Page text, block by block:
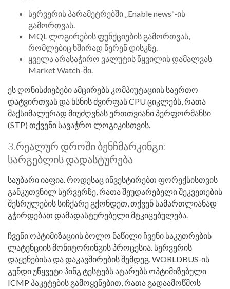
სერვერის პარამეტრებში „Enable news“-ის
გამორთვას.
MQL ლოგირების ფუნქციების გამორთვას,
რომლებიც ხშირად წერენ დისკზე.
ყველა არასაჭირო ვალუტის წყვილის დამალვას
Market Watch-ში.
ეს ღონისძიებები ამცირებს კომპიუტაციის საერთო
დატვირთვას და ხსნის ძვირფას CPU ციკლებს, რათა
მაქსიმალურად მიუძღვნას ერთთვიანი პერფორმანსი
(STP) თქვენი სავაჭრო ლოგიკისთვის.
3.რეალურ დროში ბენჩმარკინგი:
სარგებლის დადასტურება
საუბარი იაფია. როდესაც ინვესტირებთ ფორექსისთვის
განკუთვნილ სერვერზე, რათა შეუდარებელი შეკვეთების
შესრულების სიჩქარე გქონდეთ, თქვენ სამართლიანად
გჭირდებათ დამადასტურებელი მტკიცებულება.
ჩვენი ოპტიმიზაციის ბოლო ნაწილი ჩვენი საკუთრების
ლატენციის მონიტორინგის პროცესია. სერვერის
დაყენებისა და დაკავშირების შემდეგ, WORLDBUS-ის
გუნდი უწყვეტი პინგ ტესტებს ატარებს ოპტიმიზებული
ICMP პაკეტების გამოყენებით, რათა გადაამოწმოს